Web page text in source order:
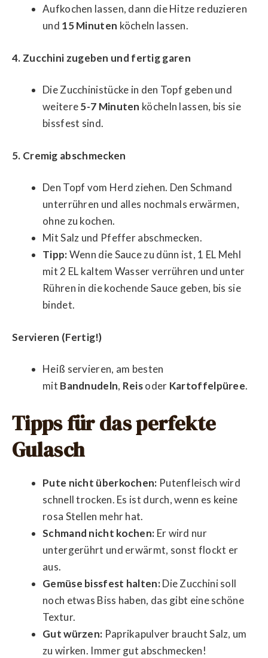
Aufkochen lassen, dann die Hitze reduzieren
und 15 Minuten köcheln lassen.
4. Zucchini zugeben und fertig garen
Die Zucchinistücke in den Topf geben und
weitere5-7 Minuten köcheln lassen, bis sie
bissfest sind.
5. Cremig abschmecken
Den Topf vom Herd ziehen. Den Schmand
unterrühren und alles nochmals erwärmen,
ohne zu kochen.
Mit Salz und Pfeffer abschmecken.
Tipp:Wenn die Sauce zu dünn ist, 1 EL Mehl
mit 2 EL kaltem Wasser verrühren und unter
Rühren in die kochende Sauce geben, bis sie
bindet.
Servieren (Fertig!)
Heiß servieren, am besten
mit Bandnudeln, Reisoder Kartoffelpüree.
Tipps für das perfekte
Gulasch
Pute nicht überkochen: Putenfleisch wird
schnell trocken. Es ist durch, wenn es keine
rosa Stellen mehr hat.
Schmand nicht kochen: Er wird nur
untergerührt und erwärmt, sonst flockt er
aus.
Gemüse bissfest halten:Die Zucchini soll
noch etwas Biss haben, das gibt eine schöne
Textur.
Gut würzen: Paprikapulver braucht Salz, um
zu wirken. Immer gut abschmecken!